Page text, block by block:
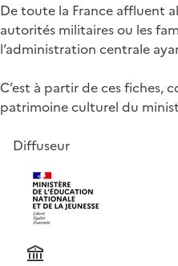
De toute la France affluent
autorités militaires ou les
l’administration centrale
C’est à partir de ces fiches,
patrimoine culturel du
Diffuseur